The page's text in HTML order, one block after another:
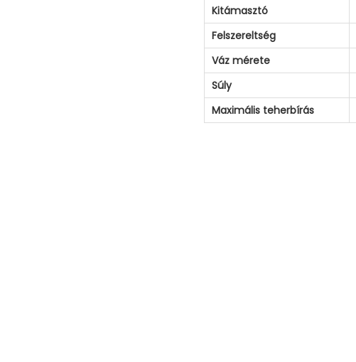
Kitámasztó
Felszereltség
Váz mérete
Súly
Maximális teherbírás